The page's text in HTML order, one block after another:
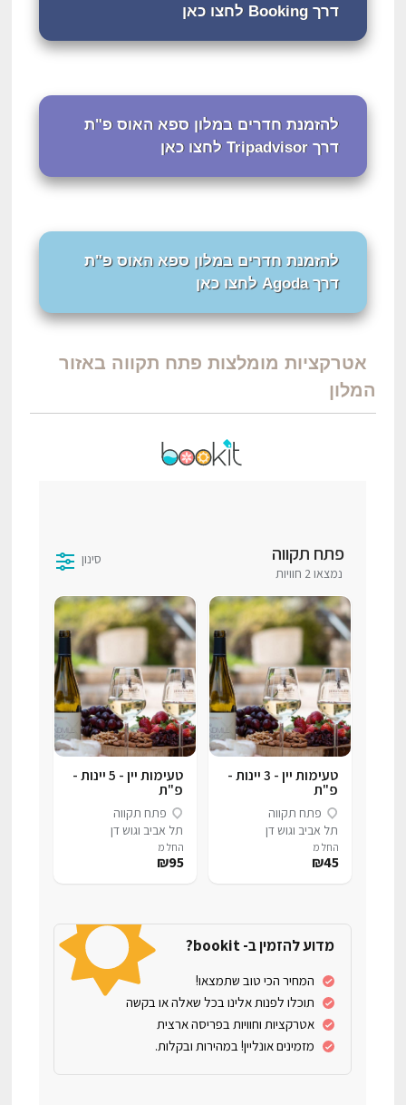
דרך Booking לחצו כאן
להזמנת חדרים במלון ספא האוס פ"ת
דרך Tripadvisor לחצו כאן
להזמנת חדרים במלון ספא האוס פ"ת
דרך Agoda לחצו כאן
אטרקציות מומלצות פתח תקווה באזור
המלון